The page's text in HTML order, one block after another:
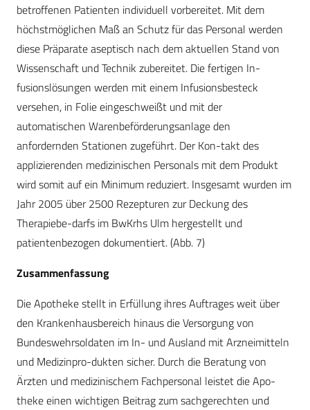
betroffenen Patienten individuell vorbereitet. Mit dem
höchstmöglichen Maß an Schutz für das Personal werden
diese Präparate aseptisch nach dem aktuellen Stand von
Wissenschaft und Technik zubereitet. Die fertigen In-
fusionslösungen werden mit einem Infusionsbesteck
versehen, in Folie eingeschweißt und mit der
automatischen Warenbeförderungsanlage den
anfordernden Stationen zugeführt. Der Kon-takt des
applizierenden medizinischen Personals mit dem Produkt
wird somit auf ein Minimum reduziert. Insgesamt wurden im
Jahr 2005 über 2500 Rezepturen zur Deckung des
Therapiebe-darfs im BwKrhs Ulm hergestellt und
patientenbezogen dokumentiert. (Abb. 7)
Zusammenfassung
Die Apotheke stellt in Erfüllung ihres Auftrages weit über
den Krankenhausbereich hinaus die Versorgung von
Bundeswehrsoldaten im In- und Ausland mit Arzneimitteln
und Medizinpro-dukten sicher. Durch die Beratung von
Ärzten und medizinischem Fachpersonal leistet die Apo-
theke einen wichtigen Beitrag zum sachgerechten und